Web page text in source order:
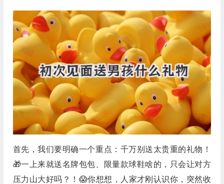
首先，我们要明确一个重点：千万别送太贵重的礼物！
🎁一上来就送名牌包包、限量款球鞋啥的，只会让对方
压力山大好吗？！😱你想想，人家才刚认识你，突然收